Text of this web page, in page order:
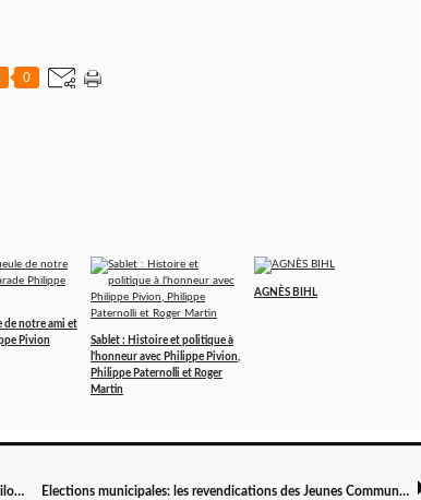
0
de notre ami et
Pivion
Sablet : Histoire et politique à
l'honneur avec Philippe Pivion,
Philippe Paternolli et Roger
Martin
AGNÈS BIHL
L'entreprise c'est un dancing. Par Gérard Filoche. Elections municipales: les revendications des Jeunes Communistes